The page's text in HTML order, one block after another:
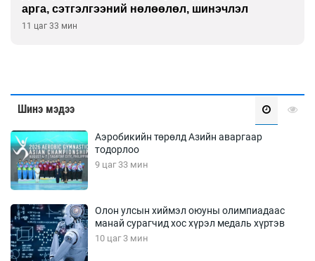
арга, сэтгэлгээний нөлөөлөл, шинэчлэл
11 цаг 33 мин
Шинэ мэдээ
Аэробикийн төрөлд Азийн аваргаар
тодорлоо
9 цаг 33 мин
Олон улсын хиймэл оюуны олимпиадаас
манай сурагчид хос хүрэл медаль хүртэв
10 цаг 3 мин